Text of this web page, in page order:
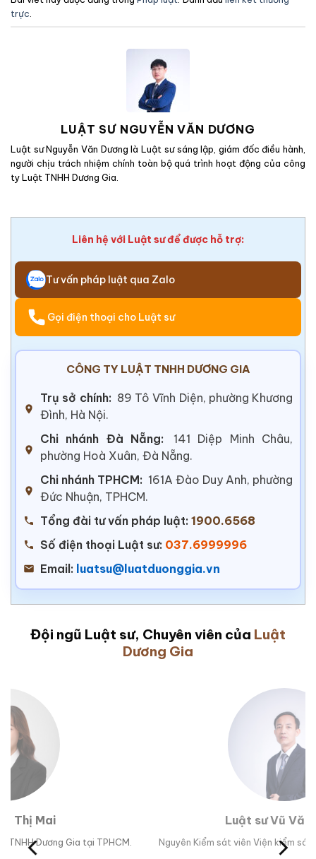
trực
LUẬT SƯ NGUYỄN VĂN DƯƠNG
Luật sư Nguyễn Văn Dương là Luật sư sáng lập, giám đốc điều hành,
người chịu trách nhiệm chính toàn bộ quá trình hoạt động của công
ty Luật TNHH Dương Gia.
Liên hệ với Luật sư để được hỗ trợ:
Tư vấn pháp luật qua Zalo
Gọi điện thoại cho Luật sư
CÔNG TY LUẬT TNHH DƯƠNG GIA
Trụ sở chính: 89 Tô Vĩnh Diện, phường Khương
Đình, Hà Nội.
Chi nhánh Đà Nẵng:
141 Diệp Minh Châu,
phường Hoà Xuân, Đà Nẵng.
Chi nhánh TPHCM: 161A Đào Duy Anh, phường
Đức Nhuận, TPHCM.
Tổng đài tư vấn pháp luật: 1900.6568
Số điện thoại Luật sư: 037.6999996
Email: luatsu@luatduonggia.vn
Đội ngũ Luật sư, Chuyên viên của Luật
Dương Gia
Nguyên Kiểm sát viên Viện kiểm sát nhân dân tỉnh Phú Yên.